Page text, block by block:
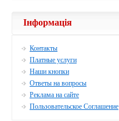
Інформація
Контакты
Платные услуги
Наши кнопки
Ответы на вопросы
Реклама на сайте
Пользовательское Соглашение